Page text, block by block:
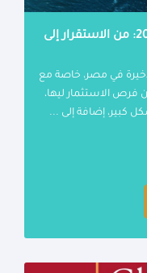
تقرير مرصد الاقتصاد المصري 2019: من الاستقرار إلى
في مصر، خاصة مع
فرص الاستثمار ليها،
كبير، إضافة إلى ...